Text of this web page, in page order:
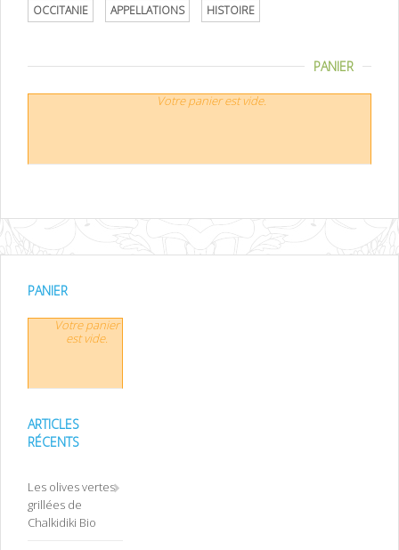
OCCITANIE APPELLATIONS HISTOIRE
PANIER
Votre panier est vide.
PANIER
Votre panier
est vide.
ARTICLES
RÉCENTS
Les olives vertes
grillées de
Chalkidiki Bio